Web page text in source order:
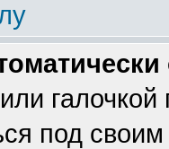
галочкой
под